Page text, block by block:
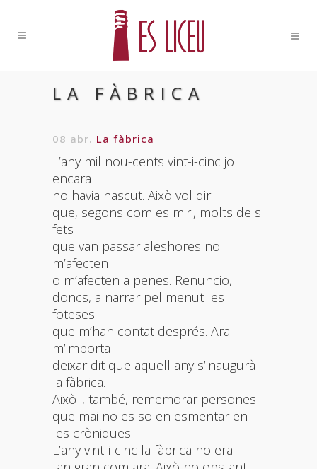
LA FÀBRICA
08 abr. La fàbrica
L’any mil nou-cents vint-i-cinc jo
encara
no havia nascut. Això vol dir
que, segons com es miri, molts dels
fets
que van passar aleshores no
m’afecten
o m’afecten a penes. Renuncio,
doncs, a narrar pel menut les
foteses
que m’han contat després. Ara
m’importa
deixar dit que aquell any s’inaugurà
la fàbrica.
Això i, també, rememorar persones
que mai no es solen esmentar en
les cròniques.
L’any vint-i-cinc la fàbrica no era